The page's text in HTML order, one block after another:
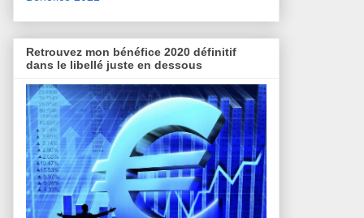
Retrouvez mon bénéfice 2020 définitif
dans le libellé juste en dessous